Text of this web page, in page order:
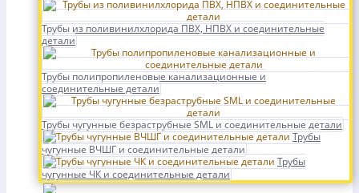
Трубы из поливинилхлорида ПВХ, НПВХ и соединительные
детали
Трубы полипропиленовые канализационные и
соединительные детали
Трубы чугунные безраструбные SML и соединительные детали
Трубы
чугунные ВЧШГ и соединительные детали
Трубы
чугунные ЧК и соединительные детали